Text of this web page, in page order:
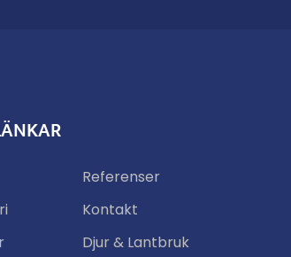
Referenser
Kontakt
Djur & Lantbruk